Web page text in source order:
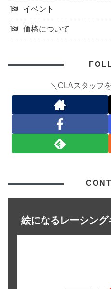
イベント
価格について
＼CLAスタッフ
絵になるレーシン